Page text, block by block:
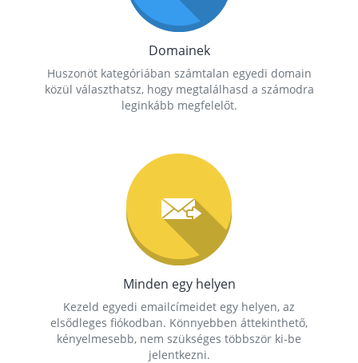
Domainek
Huszonöt kategóriában számtalan egyedi domain
közül választhatsz, hogy megtalálhasd a számodra
leginkább megfelelőt.
Minden egy helyen
Kezeld egyedi emailcímeidet egy helyen, az
elsődleges fiókodban. Könnyebben áttekinthető,
kényelmesebb, nem szükséges többször ki-be
jelentkezni.